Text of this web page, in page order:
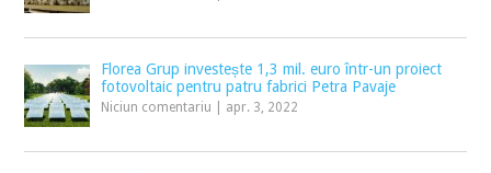
Florea Grup investește 1,3 mil. euro într-un proiect
fotovoltaic pentru patru fabrici Petra Pavaje
Niciun comentariu apr. 3, 2022